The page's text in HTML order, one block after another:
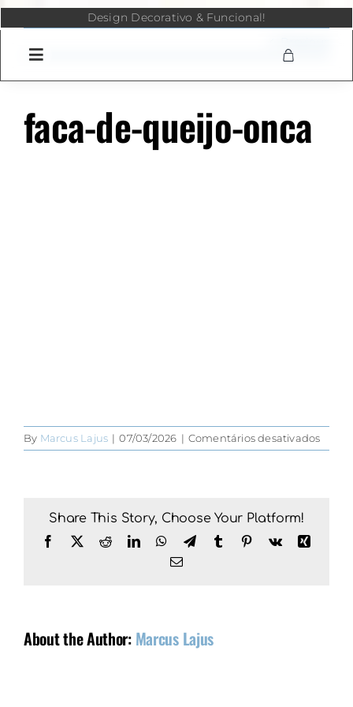
Skip
Design Decorativo & Funcional!
faca-de-queijo-onca
By Marcus Lajus | 07/03/2026 | Comentários desativadosem
faca-
Share This Story, Choose Your Platform!
Facebook
X RedditLinkedInWhatsApp
TelegramTumblr Pinterest
Vk
Xing
Email
About the Author: Marcus Lajus